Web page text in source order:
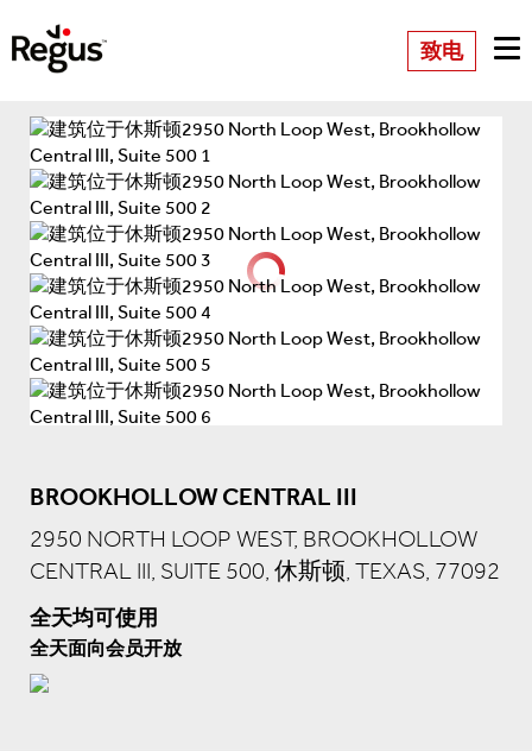
致电
BROOKHOLLOW CENTRAL III
2950 NORTH LOOP WEST, BROOKHOLLOW
CENTRAL III, SUITE 500, 休斯顿, TEXAS, 77092
全天均可使用
全天面向会员开放